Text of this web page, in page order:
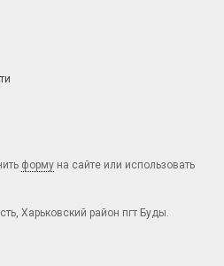
форму на сайте или использовать
Харьковский район пгт Буды.